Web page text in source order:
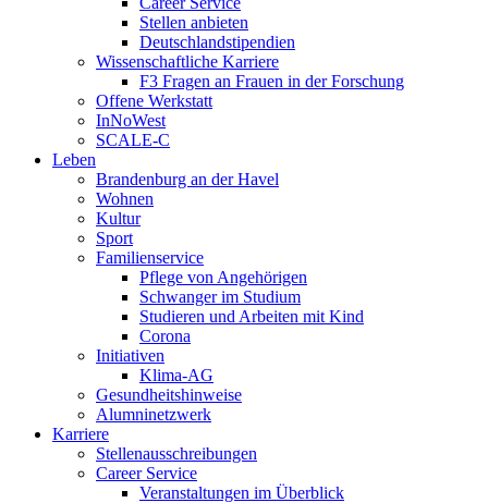
Stellen anbieten
Deutschlandstipendien
Wissenschaftliche Karriere
F3 Fragen an Frauen in der Forschung
Offene Werkstatt
InNoWest
SCALE-C
Leben
Brandenburg an der Havel
Wohnen
Kultur
Sport
Familienservice
Pflege von Angehörigen
Schwanger im Studium
Studieren und Arbeiten mit Kind
Corona
Initiativen
Klima-AG
Gesundheitshinweise
Alumninetzwerk
Karriere
Stellenausschreibungen
Career Service
Veranstaltungen im Überblick